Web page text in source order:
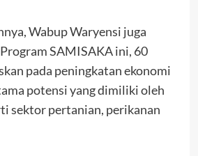
Wabup Waryensi juga
SAMISAKA ini, 60
pada peningkatan ekonomi
potensi yang dimiliki oleh
sektor pertanian, perikanan